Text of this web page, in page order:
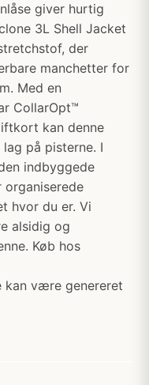
giver hurtig
3L Shell Jacket
der
manchetter for
Med en
CollarOpt™
kan denne
på pisterne. I
indbyggede
hvor du er. Vi
alsidig og
Køb hos
kan være genereret